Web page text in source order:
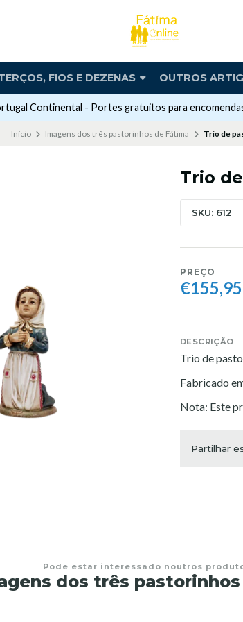
FIOS E DEZENAS OUTROS
Continental - Portes gratuitos para
Início Imagens dos três pastorinhos de Fátima Trio de
Trio
SKU: 612
PREÇO
€155,95
DESCRIÇÃO
Trio de
Fabricado
Nota: Este
Partilhar
Pode estar interessado noutros
dos três